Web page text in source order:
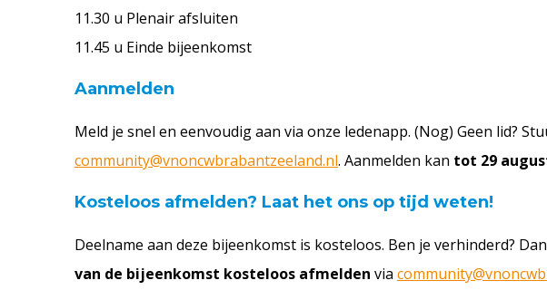
11.30 u Plenair afsluiten
11.45 u Einde bijeenkomst
Aanmelden
Meld je snel en eenvoudig aan via onze ledenapp. (Nog) Geen lid?
community@vnoncwbrabantzeeland.nl. Aanmelden kan tot 29
Kosteloos afmelden? Laat het ons op tijd weten!
Deelname aan deze bijeenkomst is kosteloos. Ben je verhinderd?
van de bijeenkomst kosteloos afmelden via